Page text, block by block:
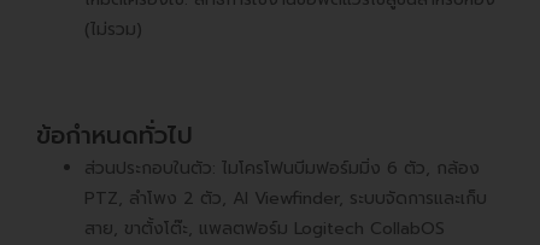
(ไม่รวม)
ข้อกำหนดทั่วไป
ส่วนประกอบในตัว: ไมโครโฟนบีมฟอร์มมิ่ง 6 ตัว, กล้อง
PTZ, ลำโพง 2 ตัว, AI Viewfinder, ระบบจัดการและเก็บ
สาย, ขาตั้งโต๊ะ, แพลตฟอร์ม Logitech CollabOS